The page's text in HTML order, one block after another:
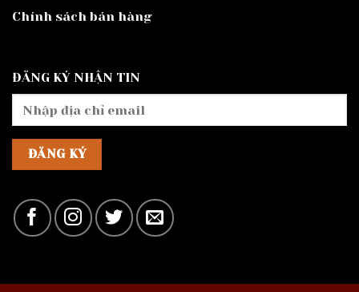
Chính sách bán hàng
ĐĂNG KÝ NHẬN TIN